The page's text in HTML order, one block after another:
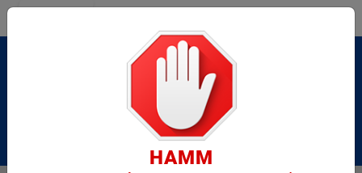
Pesquisar Notícia
HAMM